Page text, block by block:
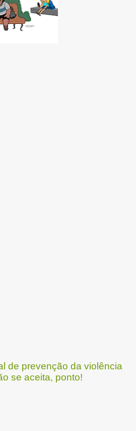
de prevenção da violência
se aceita, ponto!